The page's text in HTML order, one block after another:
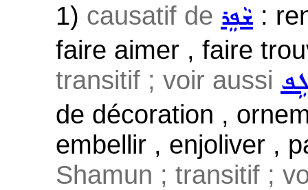
1) causatif de ܫܵܦܸܪ :
faire aimer , faire
transitif ; voir aussi
de décoration ,
embellir , enjoliver ,
Shamun ; transitif ;